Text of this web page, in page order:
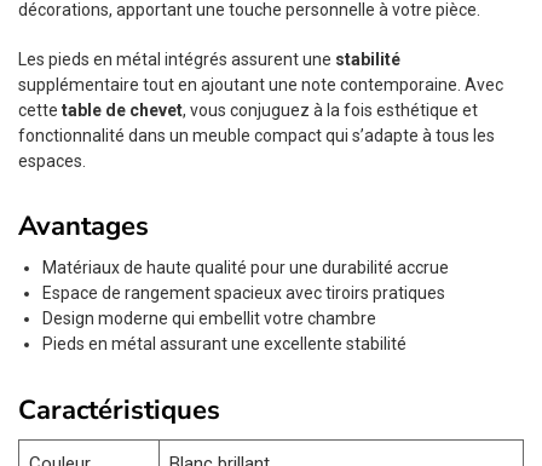
décorations, apportant une touche personnelle à votre pièce.
Les pieds en métal intégrés assurent une stabilité
supplémentaire tout en ajoutant une note contemporaine. Avec
cette table de chevet, vous conjuguez à la fois esthétique et
fonctionnalité dans un meuble compact qui s’adapte à tous les
espaces.
Avantages
Matériaux de haute qualité pour une durabilité accrue
Espace de rangement spacieux avec tiroirs pratiques
Design moderne qui embellit votre chambre
Pieds en métal assurant une excellente stabilité
Caractéristiques